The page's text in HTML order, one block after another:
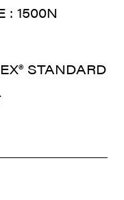
: 1500N
STANDARD